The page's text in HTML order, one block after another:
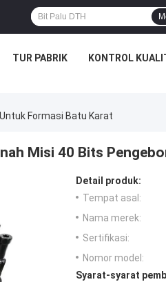
TUR PABRIK KONTROL
Formasi Batu Karat
Misi 40 Bits
Detail produk:
Tempat asal:
Nama merek:
Sertifikasi:
Nomor model:
Syarat-syarat